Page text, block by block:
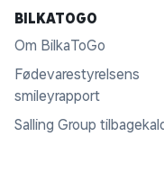
BILKATOGO
Om BilkaToGo
Fødevarestyrelsens
smileyrapport
Salling Group